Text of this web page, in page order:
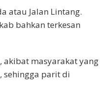
atau Jalan Lintang.
bahkan terkesan
akibat masyarakat yang
sehingga parit di